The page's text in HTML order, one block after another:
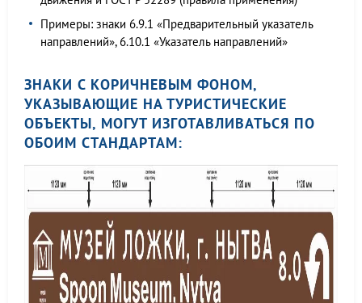
Примеры: знаки 6.9.1 «Предварительный указатель
направлений», 6.10.1 «Указатель направлений»
ЗНАКИ С КОРИЧНЕВЫМ ФОНОМ,
УКАЗЫВАЮЩИЕ НА ТУРИСТИЧЕСКИЕ
ОБЪЕКТЫ, МОГУТ ИЗГОТАВЛИВАТЬСЯ ПО
ОБОИМ СТАНДАРТАМ: